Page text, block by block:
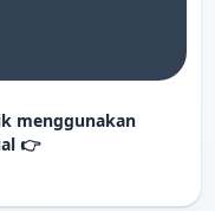
menggunakan
👉